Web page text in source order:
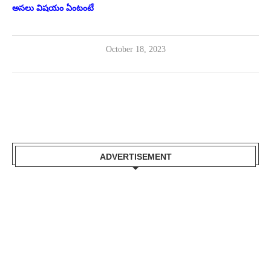
అసలు విషయం ఏంటంటే
October 18, 2023
ADVERTISEMENT